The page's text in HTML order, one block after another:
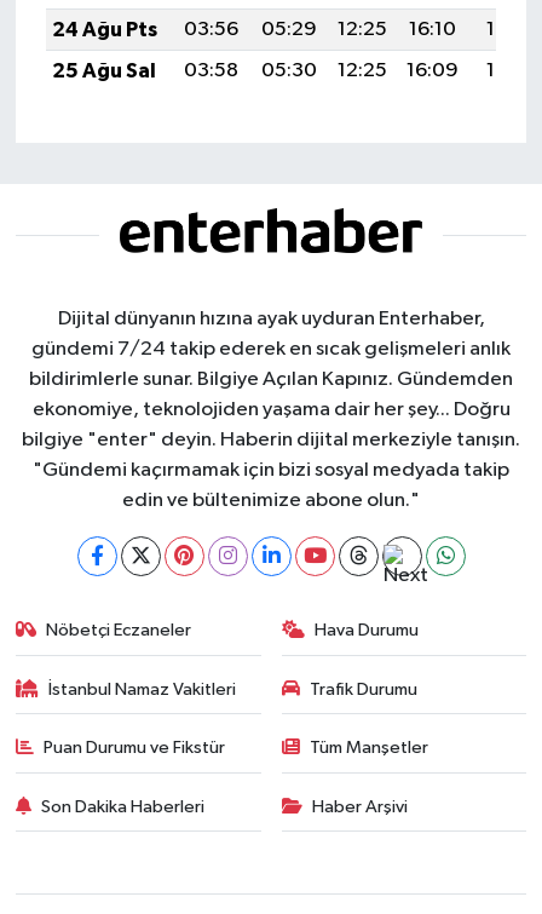
24 Ağu Pts
03:56 05:29 12:25 16:10
19:12
25 Ağu Sal
03:58 05:30 12:25 16:09 19:10
Dijital dünyanın hızına ayak uyduran Enterhaber,
gündemi 7/24 takip ederek en sıcak gelişmeleri anlık
bildirimlerle sunar. Bilgiye Açılan Kapınız. Gündemden
ekonomiye, teknolojiden yaşama dair her şey... Doğru
bilgiye "enter" deyin. Haberin dijital merkeziyle tanışın.
"Gündemi kaçırmamak için bizi sosyal medyada takip
edin ve bültenimize abone olun."
Nöbetçi Eczaneler Hava Durumu
İstanbul Namaz Vakitleri Trafik Durumu
Puan Durumu ve Fikstür Tüm Manşetler
Son Dakika Haberleri Haber Arşivi